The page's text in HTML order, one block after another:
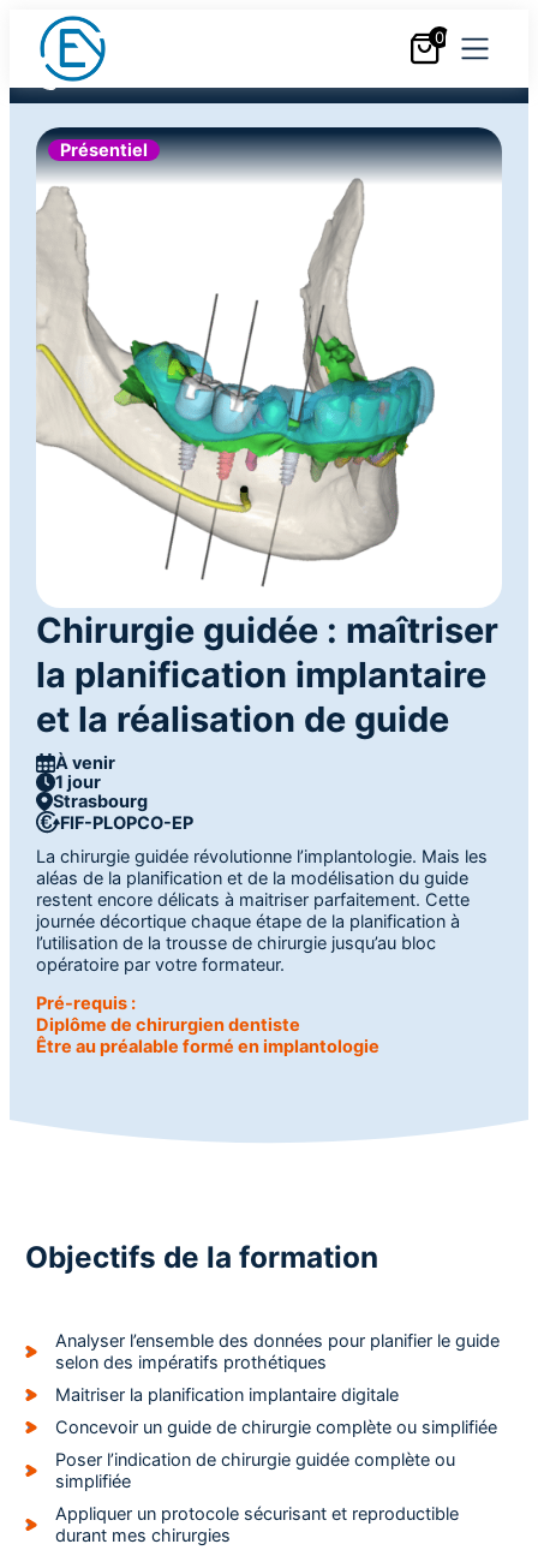
Nous contacter
+33 (0)6 18 25 05 05
0
Présentiel
Chirurgie guidée : maîtriser
la planification implantaire
et la réalisation de guide
À venir
1 jour
Strasbourg
FIF-PLOPCO-EP
La chirurgie guidée révolutionne l’implantologie. Mais les
aléas de la planification et de la modélisation du guide
restent encore délicats à maitriser parfaitement. Cette
journée décortique chaque étape de la planification à
l’utilisation de la trousse de chirurgie jusqu’au bloc
opératoire par votre formateur.
Pré-requis :
Diplôme de chirurgien dentiste
Être au préalable formé en implantologie
Objectifs de la formation
Analyser l’ensemble des données pour planifier le guide
selon des impératifs prothétiques
Maitriser la planification implantaire digitale
Concevoir un guide de chirurgie complète ou simplifiée
Poser l’indication de chirurgie guidée complète ou
simplifiée
Appliquer un protocole sécurisant et reproductible
durant mes chirurgies